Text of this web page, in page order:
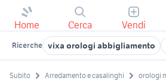
Home Cerca Vendi
Ricerche vixa orologi abbigliamento
Subito Arredamento e casalinghi orologi